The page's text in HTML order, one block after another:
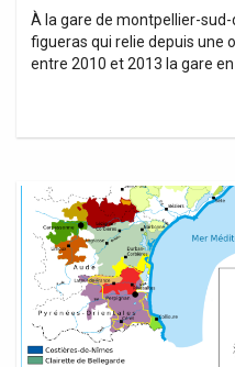
À la gare de montpellier-
figueras qui relie depuis une
entre 2010 et 2013 la gare en
Carte
Région
Languedoc
Roussillon